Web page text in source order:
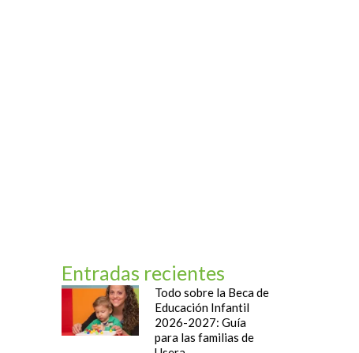
Entradas recientes
Todo sobre la Beca de
Educación Infantil
2026-2027: Guía
para las familias de